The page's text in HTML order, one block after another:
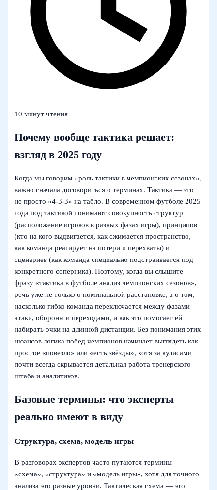
10 минут чтения
Почему вообще тактика решает:
взгляд в 2025 году
Когда мы говорим «роль тактики в чемпионских сезонах»,
важно сначала договориться о терминах. Тактика — это
не просто «4-3-3» на табло. В современном футболе 2025
года под тактикой понимают совокупность структур
(расположение игроков в разных фазах игры), принципов
(кто на кого выдвигается, как сжимается пространство,
как команда реагирует на потери и перехваты) и
сценариев (как команда специально подстраивается под
конкретного соперника). Поэтому, когда вы слышите
фразу «тактика в футболе анализ чемпионских сезонов»,
речь уже не только о номинальной расстановке, а о том,
насколько гибко команда переключается между фазами
атаки, обороны и переходами, и как это помогает ей
набирать очки на длинной дистанции. Без понимания этих
нюансов логика побед чемпионов начинает выглядеть как
простое «повезло» или «есть звёзды», хотя за кулисами
почти всегда скрывается детальная работа тренерского
штаба и аналитиков.
Базовые термины: что эксперты
реально имеют в виду
Структура, схема, модель игры
В разговорах экспертов часто путаются термины
«схема», «структура» и «модель игры», хотя для точного
анализа это разные уровни. Тактическая схема — это